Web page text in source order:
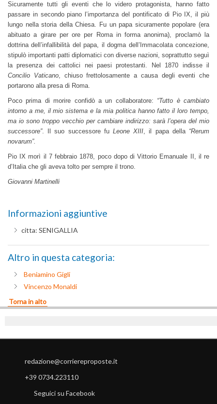
Sicuramente tutti gli eventi che lo videro protagonista, hanno fatto
passare in secondo piano l’importanza del pontificato di Pio IX, il più
lungo nella storia della Chiesa. Fu un papa sicuramente popolare (era
abituato a girare per ore per Roma in forma anonima), proclamò la
dottrina dell’infallibilità del papa, il dogma dell’Immacolata concezione,
stipulò importanti patti diplomatici con diverse nazioni, soprattutto seguì
la presenza dei cattolici nei paesi protestanti. Nel 1870 indisse il
Concilio Vaticano, chiuso frettolosamente a causa degli eventi che
portarono alla presa di Roma.
Poco prima di morire confidò a un collaboratore: “Tutto è cambiato
intorno a me, il mio sistema e la mia politica hanno fatto il loro tempo,
ma io sono troppo vecchio per cambiare indirizzo: sarà l’opera del mio
successore”. Il suo successore fu Leone XIII, il papa della “Rerum
novarum”.
Pio IX morì il 7 febbraio 1878, poco dopo di Vittorio Emanuale II, il re
d’Italia che gli aveva tolto per sempre il trono.
Giovanni Martinelli
Informazioni aggiuntive
citta: SENIGALLIA
Altro in questa categoria:
Beniamino Gigli
Vincenzo Monaldi
Torna in alto
redazione@corriereproposte.it
+39 0734.223110
Seguici su Facebook